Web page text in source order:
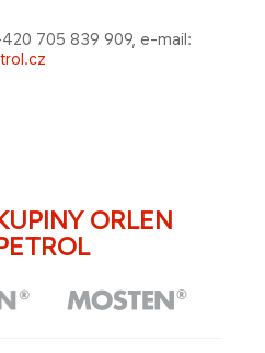
705 839 909, e-mail:
ORLEN